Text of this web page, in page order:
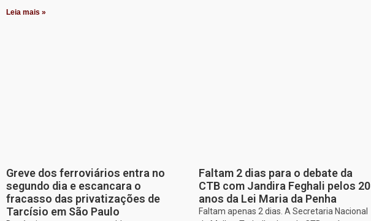
Leia mais »
Greve dos ferroviários entra no
segundo dia e escancara o
fracasso das privatizações de
Tarcísio em São Paulo
Faltam 2 dias para o debate da
CTB com Jandira Feghali pelos 20
anos da Lei Maria da Penha
Faltam apenas 2 dias. A Secretaria Nacional